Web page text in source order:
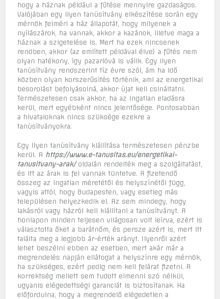
hogy a háznak például a fűtése mennyire gazdaságos.
Valójában egy ilyen tanúsítvány elkészítése során egy
mérnök felméri a ház állapotát, hogy milyenek a
nyílászárok, ha vannak, akkor a kazánok, illetve maga a
háznak a szigetelése is. Mert ha ezek nincsenek
rendben, akkor (az említett példával élve) a fűtés nem
olyan hatékony, így pazarlóvá is válik. Egy ilyen
tanúsítvány rendszerint tíz évre szól, ám ha idő
közben olyan korszerűsítés történik, ami az energetikai
besorolást befolyásolná, akkor újat kell csináltatni.
Természetesen csak akkor, ha az ingatlan eladásra
kerül, mert egyébként nincs jelentősége. Pontosabban
a hivataloknak nincs szüksége ezekre a
tanúsítványokra.
Egy ilyen tanúsítvány kiállítása természetesen pénzbe
kerül. A https://www.e-tanusitas.eu/energetikai-
tanusitvany-arak/oldalán rendelték meg a szolgáltatást,
és itt az árak is fel vannak tüntetve. A fizetendő
összeg az ingatlan méretétől és helyszínétől függ,
vagyis attól, hogy Budapesten, vagy esetleg más
településen helyezkedik el. Az sem mindegy, hogy
lakásról vagy házról kell kiállítani a tanúsítványt. A
honlapon minden teljesen világosan volt leírva, ezért is
választotta őket a barátnőm, és persze azért is, mert itt
találta meg a legjobb ár-érték arányt. Ilyenről azért
lehet beszélni ebben az esetben, mert akár már a
megrendelés napján ellátogat a helyszínre egy mérnök,
ha szükséges, ezért pedig nem kell felárat fizetni. A
korrektség mellett sem tudott elmenni szó nélkül,
ugyanis elégedettségi garanciát is biztosítanak. Ha
előfordulna, hogy a megrendelő elégedetlen a